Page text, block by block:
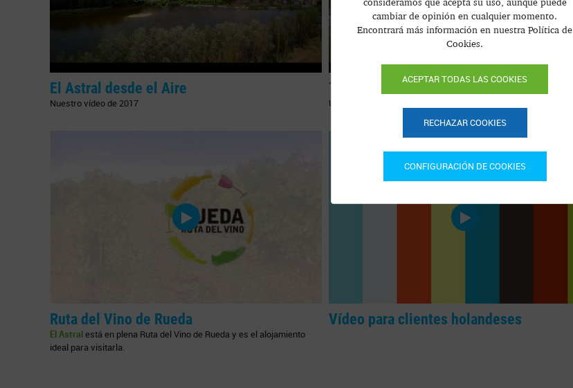
El Astral desde el Aire
Nuestro vídeo de 2017
Tordesillas todo para tí
Un rápido vistazo a Tordesillas
Ruta del Vino de Rueda
El Astralestá en plena Ruta del Vino de Rueda y es el alojamiento
ideal para visitarla.
Vídeo para clientes holandeses
cambiar de opinión en cualquier momento.
Encontrará más información en nuestra Política de
Cookies.
ACEPTAR TODAS LAS COOKIES
RECHAZAR COOKIES
CONFIGURACIÓN DE COOKIES